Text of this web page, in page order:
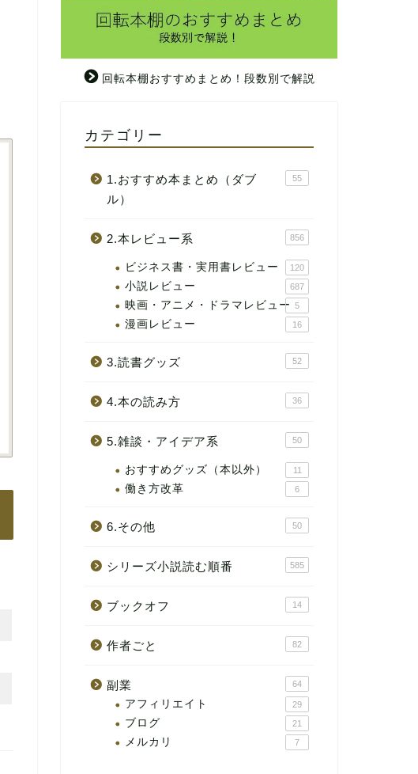
回転本棚おすすめまとめ！段数別で解説
カテゴリー
1.おすすめ本まとめ（ダブ
ル）
55
2.本レビュー系 856
ビジネス書・実用書レビュー 120
小説レビュー 687
映画・アニメ・ドラマレビュー 5
漫画レビュー 16
3.読書グッズ 52
4.本の読み方 36
5.雑談・アイデア系 50
おすすめグッズ（本以外） 11
働き方改革 6
6.その他 50
シリーズ小説読む順番 585
ブックオフ 14
作者ごと 82
副業 64
アフィリエイト 29
ブログ 21
メルカリ 7